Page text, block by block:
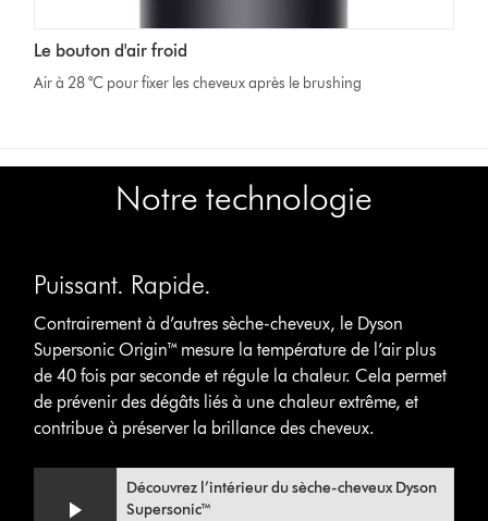
Le bouton d'air froid
Air à 28 °C pour fixer les cheveux après le brushing
Notre technologie
Puissant. Rapide.
Contrairement à d’autres sèche-cheveux, le Dyson
Supersonic Origin™ mesure la température de l’air plus
de 40 fois par seconde et régule la chaleur. Cela permet
de prévenir des dégâts liés à une chaleur extrême, et
contribue à préserver la brillance des cheveux.
Découvrez l’intérieur du sèche-cheveux Dyson
Supersonic™